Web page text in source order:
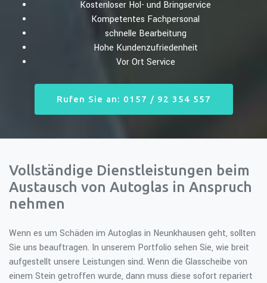
Kostenloser Hol- und Bringservice
Kompetentes Fachpersonal
schnelle Bearbeitung
Hohe Kundenzufriedenheit
Vor Ort Service
Rufen Sie an: 0157 / 92 354 557
Vollständige Dienstleistungen beim
Austausch von Autoglas in Anspruch
nehmen
Wenn es um Schäden im Autoglas in Neunkhausen geht, sollten
Sie uns beauftragen. In unserem Portfolio sehen Sie, wie breit
aufgestellt unsere Leistungen sind. Wenn die Glasscheibe von
einem Stein getroffen wurde, dann muss diese sofort repariert